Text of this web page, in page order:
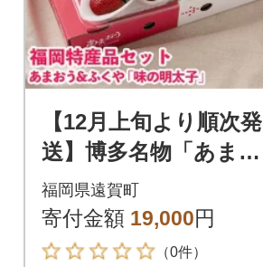
【12月上旬より順次発
送】博多名物「あまお
う」&ふくや「味の明
太子」(中)(遠賀町)
福岡県遠賀町
寄付金額 19,000円
（0件）